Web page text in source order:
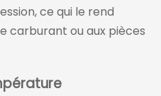
ce qui le rend
carburant ou aux pièces